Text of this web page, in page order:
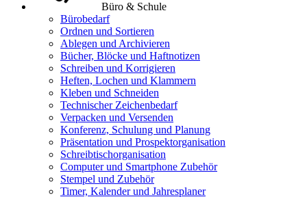
Büro & Schule
Bürobedarf
Ordnen und Sortieren
Ablegen und Archivieren
Bücher, Blöcke und Haftnotizen
Schreiben und Korrigieren
Heften, Lochen und Klammern
Kleben und Schneiden
Technischer Zeichenbedarf
Verpacken und Versenden
Konferenz, Schulung und Planung
Präsentation und Prospektorganisation
Schreibtischorganisation
Computer und Smartphone Zubehör
Stempel und Zubehör
Timer, Kalender und Jahresplaner